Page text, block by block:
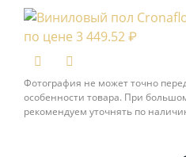
Фотография не может точно
особенности товара. При
рекомендуем уточнять по